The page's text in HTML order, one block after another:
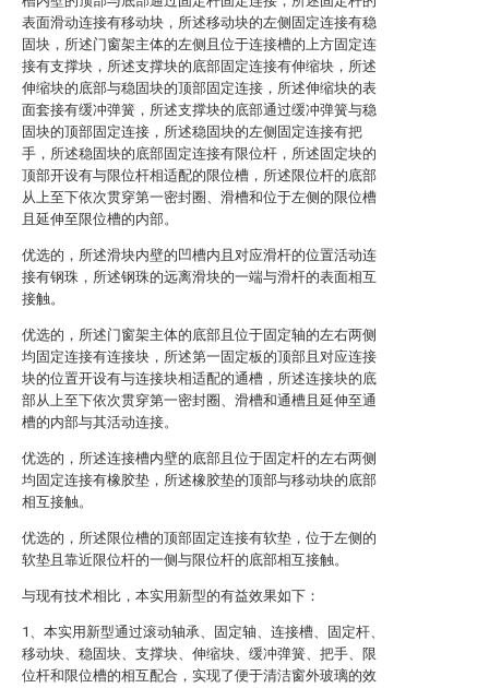
表面滑动连接有移动块，所述移动块的左侧固定连接有稳
固块，所述门窗架主体的左侧且位于连接槽的上方固定连
接有支撑块，所述支撑块的底部固定连接有伸缩块，所述
伸缩块的底部与稳固块的顶部固定连接，所述伸缩块的表
面套接有缓冲弹簧，所述支撑块的底部通过缓冲弹簧与稳
固块的顶部固定连接，所述稳固块的左侧固定连接有把
手，所述稳固块的底部固定连接有限位杆，所述固定块的
顶部开设有与限位杆相适配的限位槽，所述限位杆的底部
从上至下依次贯穿第一密封圈、滑槽和位于左侧的限位槽
且延伸至限位槽的内部。
优选的，所述滑块内壁的凹槽内且对应滑杆的位置活动连
接有钢珠，所述钢珠的远离滑块的一端与滑杆的表面相互
接触。
优选的，所述门窗架主体的底部且位于固定轴的左右两侧
均固定连接有连接块，所述第一固定板的顶部且对应连接
块的位置开设有与连接块相适配的通槽，所述连接块的底
部从上至下依次贯穿第一密封圈、滑槽和通槽且延伸至通
槽的内部与其活动连接。
优选的，所述连接槽内壁的底部且位于固定杆的左右两侧
均固定连接有橡胶垫，所述橡胶垫的顶部与移动块的底部
相互接触。
优选的，所述限位槽的顶部固定连接有软垫，位于左侧的
软垫且靠近限位杆的一侧与限位杆的底部相互接触。
与现有技术相比，本实用新型的有益效果如下：
1、本实用新型通过滚动轴承、固定轴、连接槽、固定杆、
移动块、稳固块、支撑块、伸缩块、缓冲弹簧、把手、限
位杆和限位槽的相互配合，实现了便于清洁窗外玻璃的效